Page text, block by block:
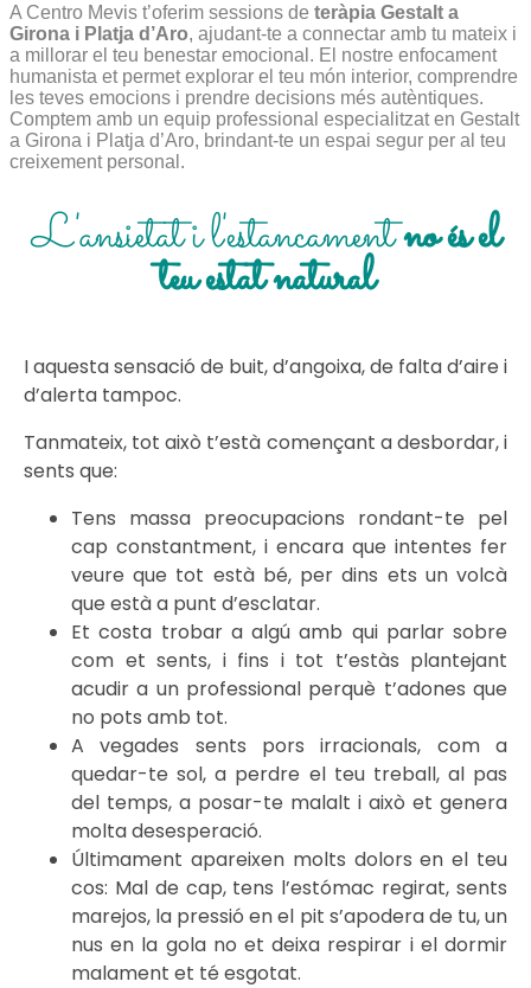
A Centro Mevis t’oferim sessions de teràpia Gestalt a
Girona i Platja d’Aro, ajudant-te a connectar amb tu mateix i
a millorar el teu benestar emocional. El nostre enfocament
humanista et permet explorar el teu món interior, comprendre
les teves emocions i prendre decisions més autèntiques.
Comptem amb un equip professional especialitzat en Gestalt
a Girona i Platja d’Aro, brindant-te un espai segur per al teu
creixement personal.
L'ansietat i l'estancamentno és el
teu estat natural
I aquesta sensació de buit, d’angoixa, de falta d’aire i
d’alerta tampoc.
Tanmateix, tot això t’està començant a desbordar, i
sents que:
Tens massa preocupacions rondant-te pel
cap constantment, i encara que intentes fer
veure que tot està bé, per dins ets un volcà
que està a punt d’esclatar.
Et costa trobar a algú amb qui parlar sobre
com et sents, i fins i tot t’estàs plantejant
acudir a un professional perquè t’adones que
no pots amb tot.
A vegades sents pors irracionals, com a
quedar-te sol, a perdre el teu treball, al pas
del temps, a posar-te malalt i això et genera
molta desesperació.
Últimament apareixen molts dolors en el teu
cos: Mal de cap, tens l’estómac regirat, sents
marejos, la pressió en el pit s’apodera de tu, un
nus en la gola no et deixa respirar i el dormir
malament et té esgotat.